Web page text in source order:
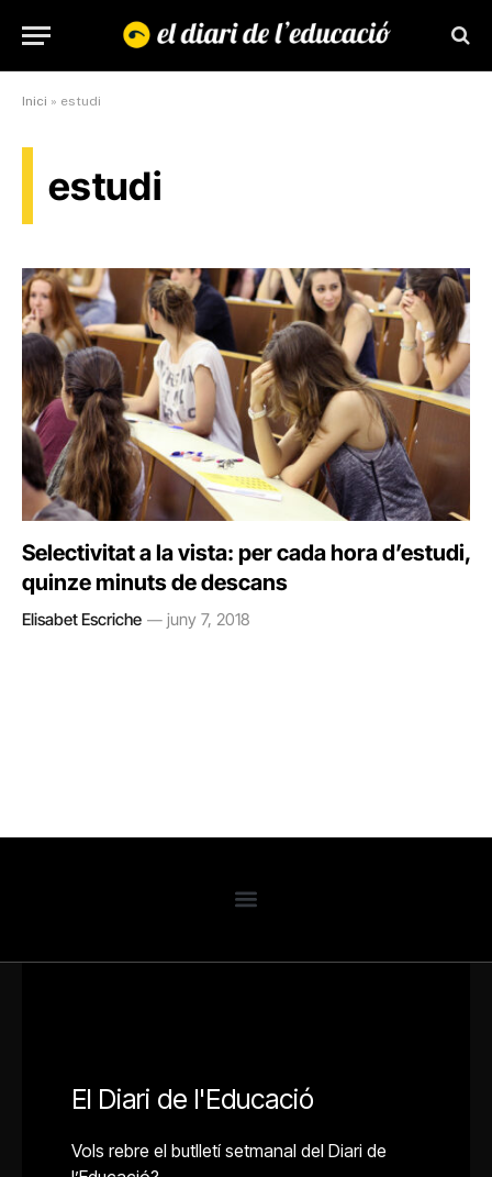
Inici » estudi
estudi
Selectivitat a la vista: per cada hora d’estudi,
quinze minuts de descans
Elisabet Escriche juny 7, 2018